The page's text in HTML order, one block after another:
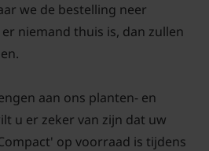
we de bestelling neer
niemand thuis is, dan zullen
aan ons planten- en
u er zeker van zijn dat uw
op voorraad is tijdens